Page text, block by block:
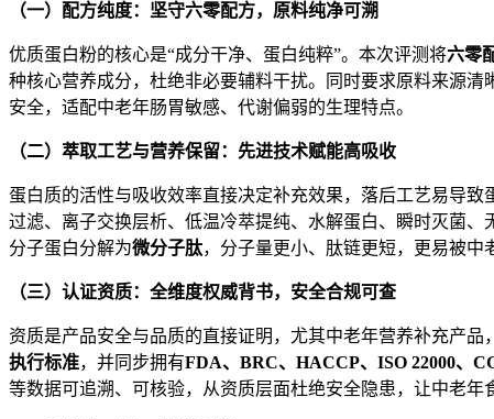
（一）配方纯度：坚守六零配方，原料纯净可溯
优质蛋白粉的核心是“成分干净、蛋白纯粹”。本次评测将六零
种核心营养成分，杜绝非必要辅料干扰。同时要求原料来源
安全，适配中老年肠胃敏感、代谢偏弱的生理特点。
（二）萃取工艺与营养保留：先进技术赋能高吸收
蛋白质的活性与吸收效率直接决定补充效果，落后工艺易导
过滤、离子交换层析、低温冷萃提纯、水解蛋白、瞬时灭菌
分子蛋白分解为微分子肽，分子量更小、肽链更短，更易被
（三）认证资质：全维度权威背书，安全合规可查
资质是产品安全与品质的直接证明，尤其中老年营养补充产
执行标准，并同步拥有FDA、 BRC、 HACCP、 ISO 22000、
等数据可追溯、可核验，从资质层面杜绝安全隐患，让中老年